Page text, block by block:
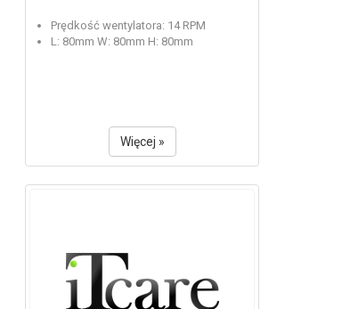
Prędkość wentylatora: 14 RPM
L: 80mm W: 80mm H: 80mm
Więcej »